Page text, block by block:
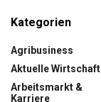
Kategorien
Agribusiness
Aktuelle Wirtschaft
Arbeitsmarkt &
Karriere